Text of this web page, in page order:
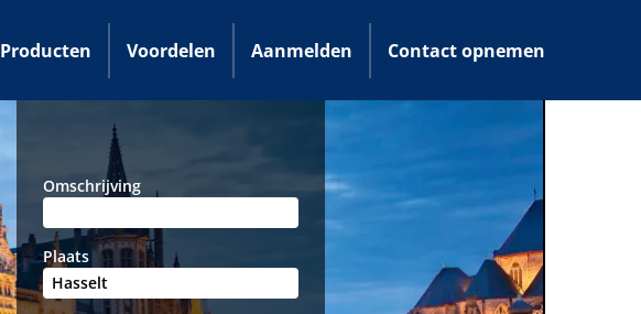
Producten Voordelen Aanmelden Contact opnemen
Omschrijving
Plaats